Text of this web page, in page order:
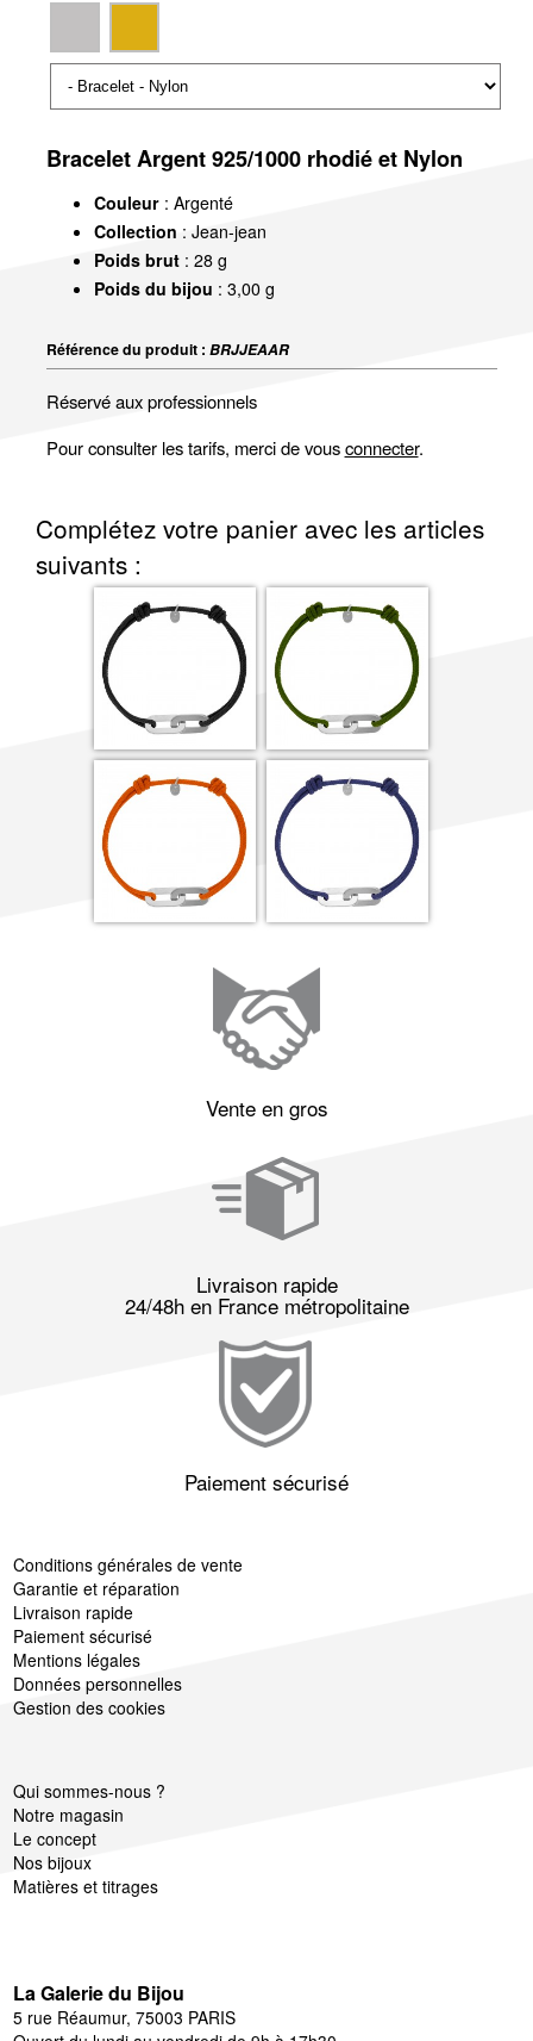
Bracelet Argent 925/1000 rhodié et Nylon
Couleur: Argenté
Collection : Jean-jean
Poids brut: 28 g
Poids du bijou : 3,00 g
Référence du produit : BRJJEAAR
Réservé aux professionnels
Pour consulter les tarifs, merci de vousconnecter.
Complétez votre panier avec les articles
suivants :
Vente en gros
Livraison rapide
24/48h en France métropolitaine
Paiement sécurisé
Conditions générales de vente
Garantie et réparation
Livraison rapide
Paiement sécurisé
Mentions légales
Données personnelles
Gestion des cookies
Qui sommes-nous ?
Notre magasin
Le concept
Nos bijoux
Matières et titrages
La Galerie du Bijou
5 rue Réaumur, 75003 PARIS